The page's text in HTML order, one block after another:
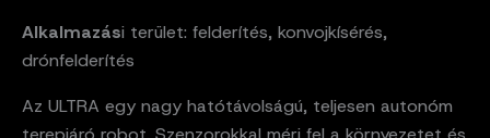
Alkalmazási terület: felderítés, konvojkísérés,
drónfelderítés
Az ULTRA egy nagy hatótávolságú, teljesen autonóm